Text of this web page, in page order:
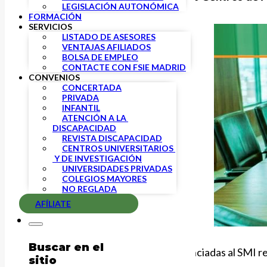
LEGISLACIÓN AUTONÓMICA
FORMACIÓN
SERVICIOS
LISTADO DE ASESORES
VENTAJAS AFILIADOS
BOLSA DE EMPLEO
CONTACTE CON FSIE MADRID
CONVENIOS
CONCERTADA
PRIVADA
INFANTIL
ATENCIÓN A LA
DISCAPACIDAD
REVISTA DISCAPACIDAD
CENTROS UNIVERSITARIOS
Y DE INVESTIGACIÓN
UNIVERSIDADES PRIVADAS
COLEGIOS MAYORES
NO REGLADA
AFÍLIATE
Buscar en el
sitio
En concreto, las categorías referenciadas al SMI